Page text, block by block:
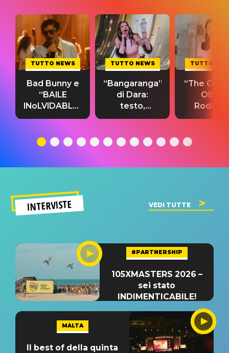
TUTTO NEWS
Bad Bunny e
“BAILE
INoLVIDABLE”:
testo,
significato
TUTTO NEWS
“Bangaranga”
di Dara:
testo,
traduzione e
del singolo
TUTTO
“The
Olivia
testo,
INTERVISTE VEDI TUTTE
#PARTNERSHIP
105XMASTERS 2026 –
sei stato
INDIMENTICABILE!
MALTA
Il best of della quinta